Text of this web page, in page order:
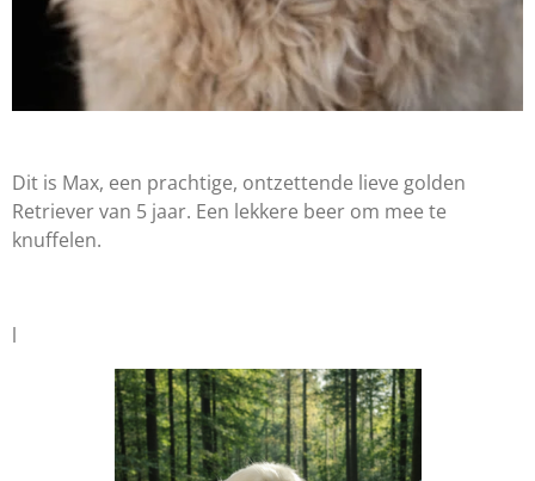
Dit is Max, een prachtige, ontzettende lieve golden
Retriever van 5 jaar. Een lekkere beer om mee te
knuffelen.
l